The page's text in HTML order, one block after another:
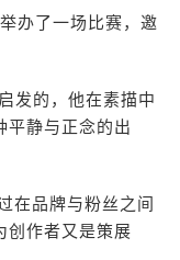
办了一场比赛，邀
发的，他在素描中
平静与正念的出
在品牌与粉丝之间
创作者又是策展